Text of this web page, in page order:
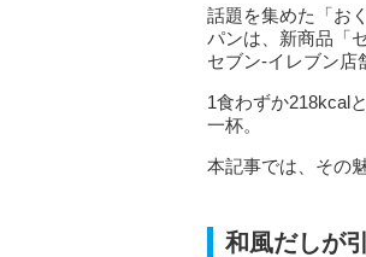
話題を集めた「お
パンは、新商品「
セブン‐イレブン店
1食わずか218kcal
一杯。
本記事では、その
和風だしが